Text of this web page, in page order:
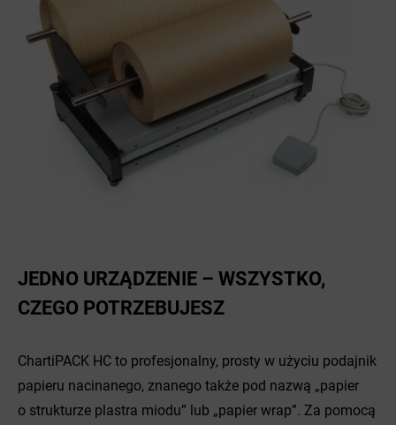
JEDNO URZĄDZENIE – WSZYSTKO,
CZEGO POTRZEBUJESZ
ChartiPACK HC to profesjonalny, prosty w użyciu podajnik
papieru nacinanego, znanego także pod nazwą „papier
o strukturze plastra miodu” lub „papier wrap”. Za pomocą